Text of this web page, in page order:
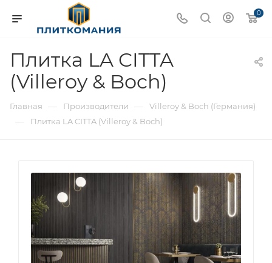
0
Плитка LA CITTA
(Villeroy & Boch)
Главная — Производители — Villeroy & Boch (Германия)
— Плитка LA CITTA (Villeroy & Boch)